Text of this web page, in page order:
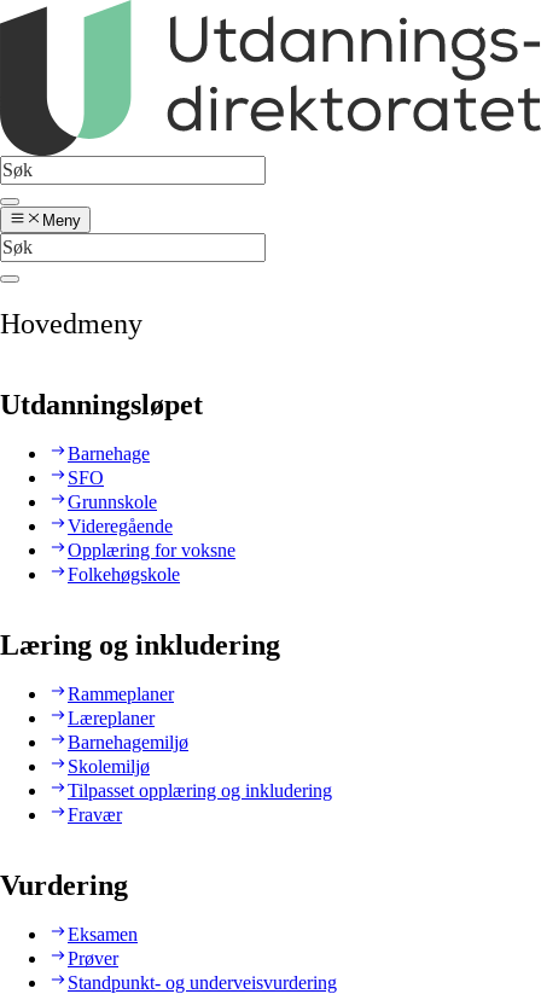
Meny
Hovedmeny
Utdanningsløpet
Barnehage
SFO
Grunnskole
Videregående
Opplæring for voksne
Folkehøgskole
Læring og inkludering
Rammeplaner
Læreplaner
Barnehagemiljø
Skolemiljø
Tilpasset opplæring og inkludering
Fravær
Vurdering
Eksamen
Prøver
Standpunkt- og underveisvurdering